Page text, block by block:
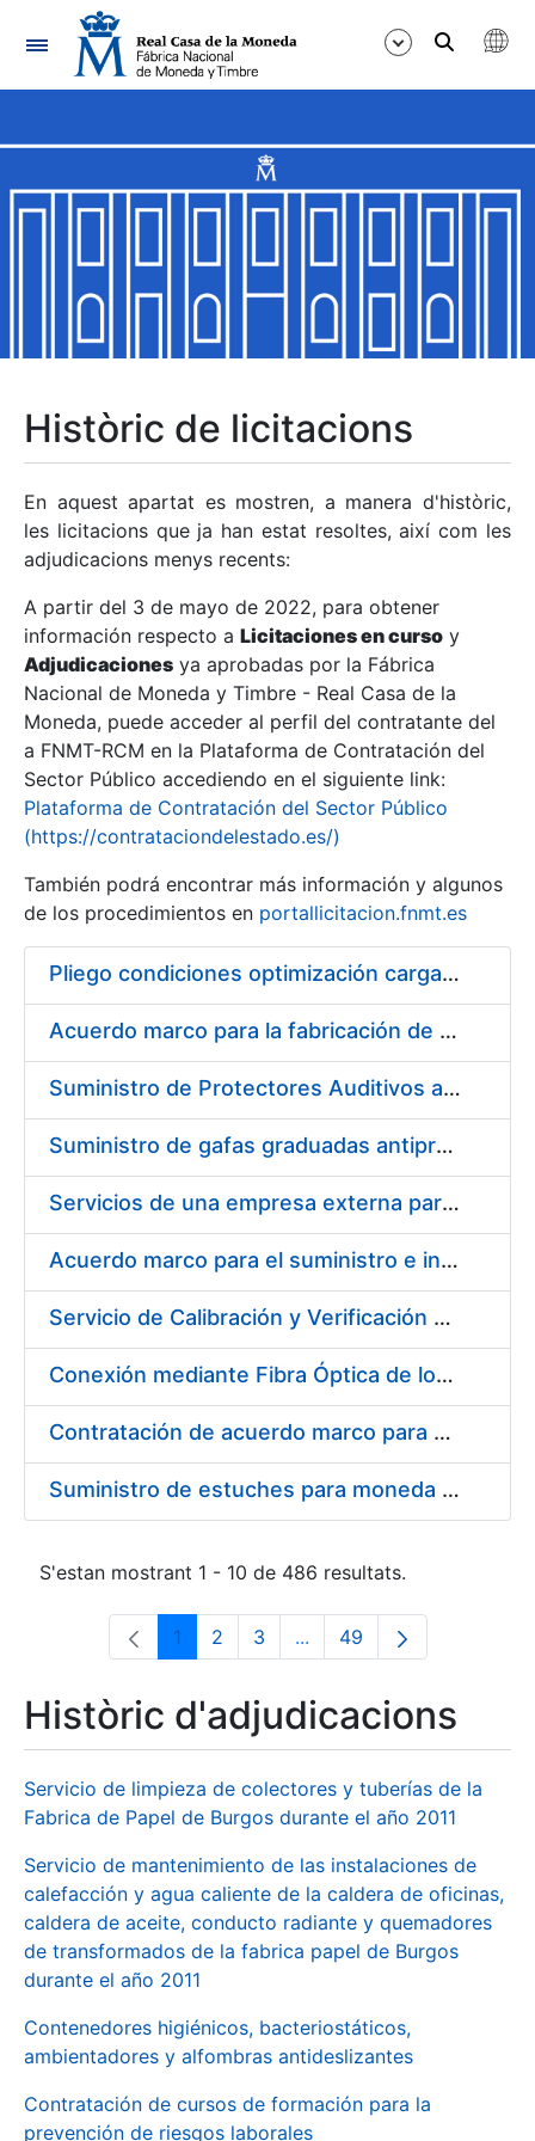
Navegació
Mostra/Amaga
Mostra/Amaga
Mostra/Amaga
Mostra/Amaga
Mostra/Amaga
Mostra/Amaga
Històric de licitacions
En aquest apartat es mostren, a manera d'històric,
les licitacions que ja han estat resoltes, així com les
adjudicacions menys recents:
A partir del 3 de mayo de 2022, para obtener
información respecto a Licitaciones en curso y
Adjudicaciones ya aprobadas por la Fábrica
Nacional de Moneda y Timbre - Real Casa de la
Moneda, puede acceder al perfil del contratante del
a FNMT-RCM en la Plataforma de Contratación del
Sector Público accediendo en el siguiente link:
Plataforma de Contratación del Sector Público
(https://contrataciondelestado.es/)
También podrá encontrar más información y algunos
de los procedimientos en portallicitacion.fnmt.es
Pliego condiciones optimización cargas compras firmado
Acuerdo marco para la fabricación de piezas
Suministro de Protectores Auditivos a medida para las personas trabajadoras de los Centros de Trabajo de Madrid y Burgos
Suministro de gafas graduadas antiproyecciones para los trabajadores de la FNMT-RCM en los centros de trabajo de Madrid y Burgos
Servicios de una empresa externa para el asesoramiento y resolución de los recursos de alzada que se presentan relacionados con procesos de selección para la FNMT-RCM
Acuerdo marco para el suministro e instalación de persianas, estores y otros complementos
Servicio de Calibración y Verificación Externa de los Equipos de Medición del Servicio de Prevención de la FNMT-RCM
Conexión mediante Fibra Óptica de los Centros de Proceso de Datos (CPDs) de las sedes de la FNMT-RCM de Burgos y Madrid
Contratación de acuerdo marco para el Suministro de Material de Electricidad para la Fábrica Nacional de Moneda y Timbre-Real Casa de la Moneda en su centro de trabajo de Burgos
Suministro de estuches para moneda de 30 €
S'estan mostrant 1 - 10 de 486 resultats.
Pàgina
1 Pàgina
2 Pàgina
3 ...Pàgines intermèdies
Pàgina
49
Històric d'adjudicacions
Servicio de limpieza de colectores y tuberías de la
Fabrica de Papel de Burgos durante el año 2011
Servicio de mantenimiento de las instalaciones de
calefacción y agua caliente de la caldera de oficinas,
caldera de aceite, conducto radiante y quemadores
de transformados de la fabrica papel de Burgos
durante el año 2011
Contenedores higiénicos, bacteriostáticos,
ambientadores y alfombras antideslizantes
Contratación de cursos de formación para la
prevención de riesgos laborales